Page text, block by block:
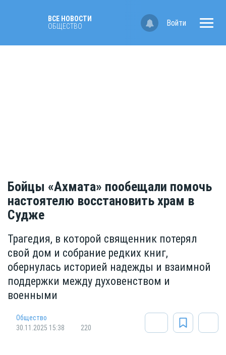
ВСЕ НОВОСТИ
ОБЩЕСТВО
Войти
Бойцы «Ахмата» пообещали помочь
настоятелю восстановить храм в
Судже
Трагедия, в которой священник потерял
свой дом и собрание редких книг,
обернулась историей надежды и взаимной
поддержки между духовенством и
военными
Общество
30.11.2025 15:38
220